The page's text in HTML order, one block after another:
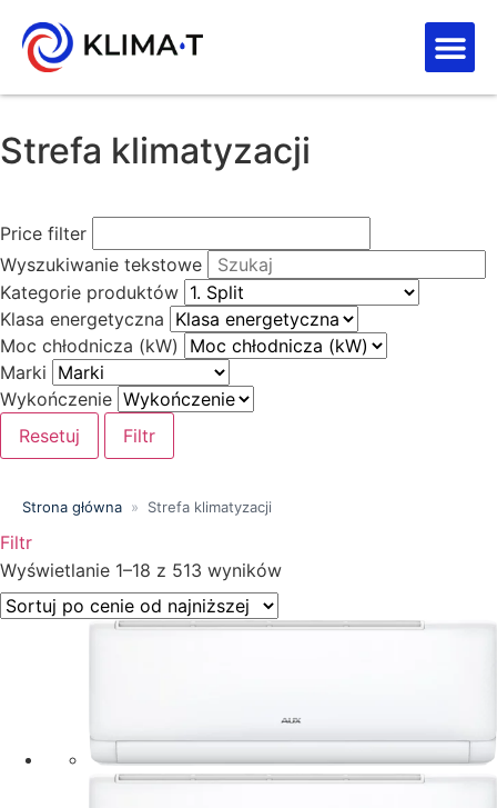
Strefa klimatyzacji
Price filter
Wyszukiwanie tekstowe
Kategorie produktów
Klasa energetyczna
Moc chłodnicza (kW)
Marki
Wykończenie
Resetuj
Filtr
Strona główna » Strefa klimatyzacji
Filtr
Price filter
Wyszukiwanie tekstowe
Kategorie produktów
Wykończenie
Resetuj
Filtr
Wyświetlanie 1–18 z 513 wyników